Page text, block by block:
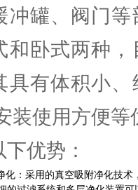
冲罐、阀门
和卧式两种
具有体积小
装使用方便
优势：
采用的真空吸附净化技术